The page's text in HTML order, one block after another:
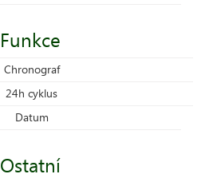
Funkce
Chronograf
24h cyklus
Datum
Ostatní